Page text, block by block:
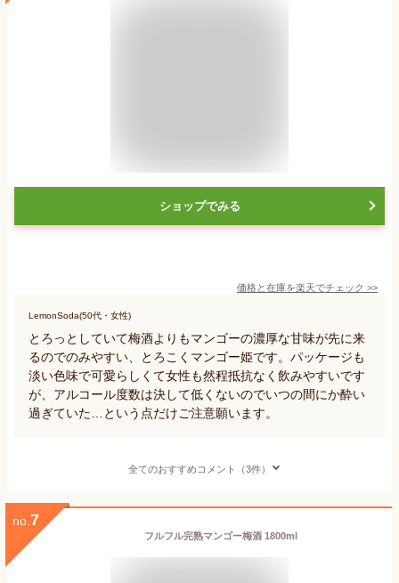
ショップでみる
価格と在庫を楽天でチェック >>
LemonSoda(50代・女性)
とろっとしていて梅酒よりもマンゴーの濃厚な甘味が先に来
るのでのみやすい、とろこくマンゴー姫です。パッケージも
淡い色味で可愛らしくて女性も然程抵抗なく飲みやすいです
が、アルコール度数は決して低くないのでいつの間にか酔い
過ぎていた…という点だけご注意願います。
全てのおすすめコメント（3件）
no. 7
フルフル完熟マンゴー梅酒 1800ml